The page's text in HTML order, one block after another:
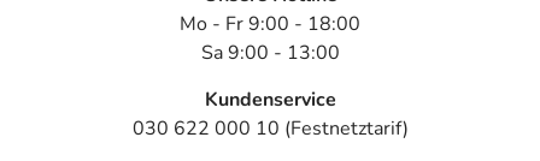
Mo - Fr 9:00 - 18:00
Sa 9:00 - 13:00
Kundenservice
030 622 000 10 (Festnetztarif)